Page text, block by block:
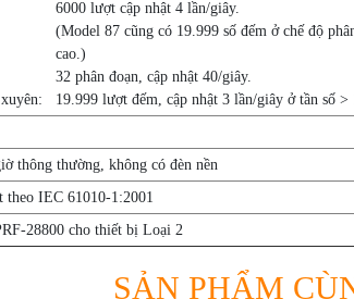
6000 lượt cập nhật 4 lần/giây.
(Model 87 cũng có 19.999 số đếm ở chế độ
cao.)
32 phân đoạn, cập nhật 40/giây.
19.999 lượt đếm, cập nhật 3 lần/giây ở tần số >
thông thường, không có đèn nền
IEC 61010-1:2001
28800 cho thiết bị Loại 2
SẢN PHẨM